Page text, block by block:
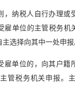
，纳税人自行办理或
雇单位的主管税务机
选择向其中一处申报
雇单位的，向其户籍
管税务机关申报。